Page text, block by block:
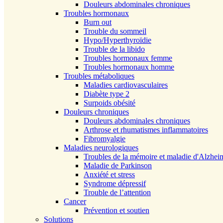
Douleurs abdominales chroniques
Troubles hormonaux
Burn out
Trouble du sommeil
Hypo/Hyperthyroïdie
Trouble de la libido
Troubles hormonaux femme
Troubles hormonaux homme
Troubles métaboliques
Maladies cardiovasculaires
Diabète type 2
Surpoids obésité
Douleurs chroniques
Douleurs abdominales chroniques
Arthrose et rhumatismes inflammatoires
Fibromyalgie
Maladies neurologiques
Troubles de la mémoire et maladie
Maladie de Parkinson
Anxiété et stress
Syndrome dépressif
Trouble de l’attention
Cancer
Prévention et soutien
Solutions